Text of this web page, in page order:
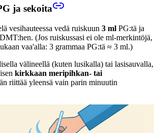
ja sekoita
vesihauteessa vedä ruiskuun 3 ml PG:tä ja
(Jos ruiskussasi ei ole ml-merkintöjä,
vaa'alla: 3 grammaa PG:tä ≈ 3 ml.)
välineellä (kuten lusikalla) tai lasisauvalla,
kirkkaan meripihkan- tai
riittää yleensä vain parin minuutin